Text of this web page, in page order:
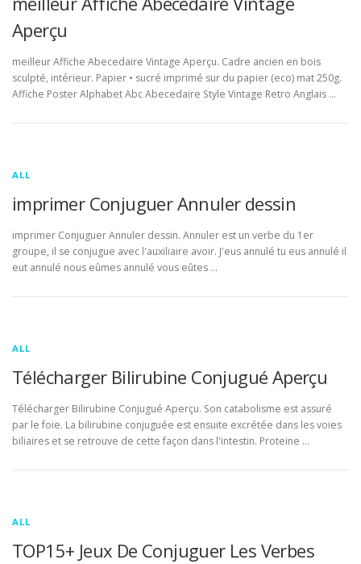
Aperçu
meilleur Affiche Abecedaire Vintage Aperçu. Cadre ancien en bois
sculpté, intérieur. Papier • sucré imprimé sur du papier (eco) mat 250g.
Affiche Poster Alphabet Abc Abecedaire Style Vintage Retro Anglais …
ALL
imprimer Conjuguer Annuler dessin
imprimer Conjuguer Annuler dessin. Annuler est un verbe du 1er
groupe, il se conjugue avec l'auxiliaire avoir. J'eus annulé tu eus annulé il
eut annulé nous eûmes annulé vous eûtes …
ALL
Télécharger Bilirubine Conjugué Aperçu
Télécharger Bilirubine Conjugué Aperçu. Son catabolisme est assuré
par le foie. La bilirubine conjuguée est ensuite excrétée dans les voies
biliaires et se retrouve de cette façon dans l'intestin. Proteine …
ALL
TOP15+ Jeux De Conjuguer Les Verbes